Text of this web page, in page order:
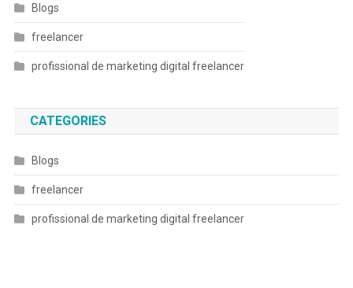
Blogs
freelancer
profissional de marketing digital freelancer
CATEGORIES
Blogs
freelancer
profissional de marketing digital freelancer